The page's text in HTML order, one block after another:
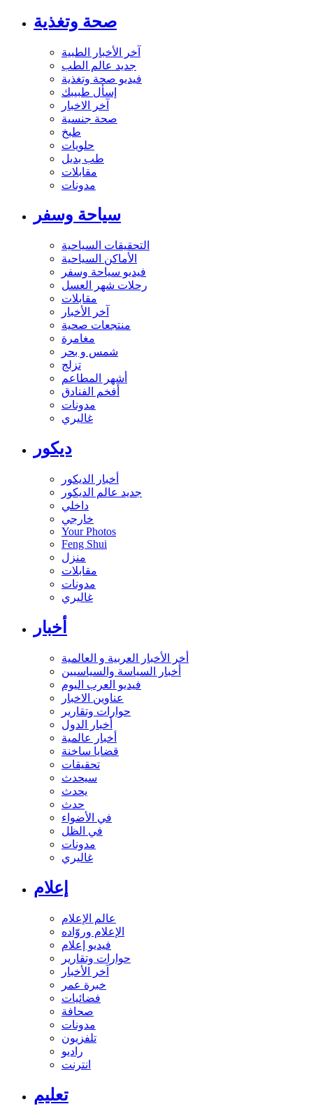
صحة وتغذية
آخر الأخبار الطبية
جديد عالم الطب
فيديو صحة وتغذية
إسأل طبيبك
آخر الاخبار
صحة جنسية
طبخ
حلويات
طب بديل
مقابلات
مدونات
سياحة وسفر
التحقيقات السياحية
الأماكن السياحية
فيديو سياحة وسفر
رحلات شهر العسل
مقابلات
آخر الأخبار
منتجعات صحية
مغامرة
شمس و بحر
تزلج
أشهر المطاعم
أفخم الفنادق
مدونات
غاليري
ديكور
أخبار الديكور
جديد عالم الديكور
داخلي
خارجي
Your Photos
Feng Shui
منزل
مقابلات
مدونات
غاليري
أخبار
أخر الأخبار العربية و العالمية
أخبار السياسة والسياسيين
فيديو العرب اليوم
عناوين الاخبار
حوارات وتقارير
أخبار الدول
أخبار عالمية
قضايا ساخنة
تحقيقات
سيحدث
يحدث
حدث
في الأضواء
في الظل
مدونات
غاليري
إعلام
عالم الإعلام
الإعلام وروّاده
فيديو إعلام
حوارات وتقارير
آخر الأخبار
خبرة عمر
فضائيات
صحافة
مدونات
تلفزيون
راديو
انترنت
تعليم